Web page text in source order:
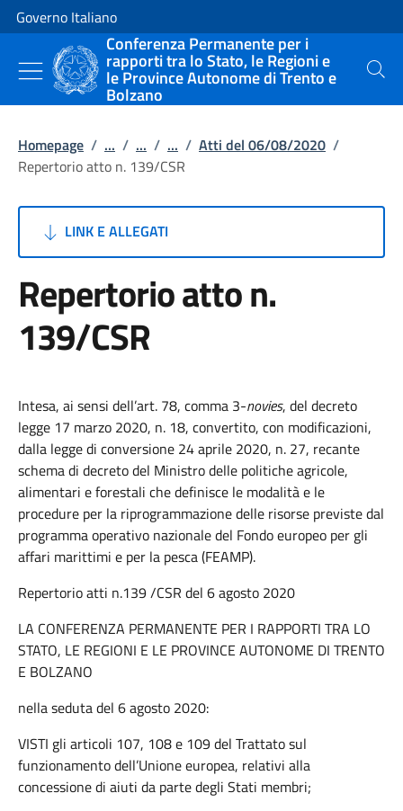
Vai al contenuto
Vai alla navigazione del sito
Governo Italiano
Conferenza Permanente per i
rapporti tra lo Stato, le Regioni e
le Province Autonome di Trento e
Bolzano
Cerca
Homepage / ... / ... / ... / Atti del 06/08/2020 /
Repertorio atto n. 139/CSR
LINK E ALLEGATI
Repertorio atto n.
139/CSR
Intesa, ai sensi dell’art. 78, comma 3-novies, del decreto
legge 17 marzo 2020, n. 18, convertito, con modificazioni,
dalla legge di conversione 24 aprile 2020, n. 27, recante
schema di decreto del Ministro delle politiche agricole,
alimentari e forestali che definisce le modalità e le
procedure per la riprogrammazione delle risorse previste dal
programma operativo nazionale del Fondo europeo per gli
affari marittimi e per la pesca (FEAMP).
Repertorio atti n.139 /CSR del 6 agosto 2020
LA CONFERENZA PERMANENTE PER I RAPPORTI TRA LO
STATO, LE REGIONI E LE PROVINCE AUTONOME DI TRENTO
E BOLZANO
nella seduta del 6 agosto 2020:
VISTI gli articoli 107, 108 e 109 del Trattato sul
funzionamento dell’Unione europea, relativi alla
concessione di aiuti da parte degli Stati membri;